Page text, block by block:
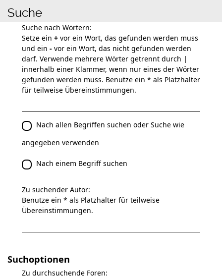
Suche
Suche nach Wörtern:
Setze ein + vor ein Wort, das gefunden werden muss
und ein - vor ein Wort, das nicht gefunden werden
darf. Verwende mehrere Wörter getrennt durch |
innerhalb einer Klammer, wenn nur eines der Wörter
gefunden werden muss. Benutze ein * als Platzhalter
für teilweise Übereinstimmungen.
Nach allen Begriffen suchen oder Suche wie
angegeben verwenden
Nach einem Begriff suchen
Zu suchender Autor:
Benutze ein * als Platzhalter für teilweise
Übereinstimmungen.
Suchoptionen
Zu durchsuchende Foren: